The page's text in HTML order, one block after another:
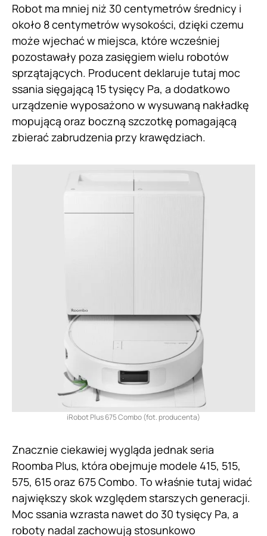
Robot ma mniej niż 30 centymetrów średnicy i
około 8 centymetrów wysokości, dzięki czemu
może wjechać w miejsca, które wcześniej
pozostawały poza zasięgiem wielu robotów
sprzątających. Producent deklaruje tutaj moc
ssania sięgającą 15 tysięcy Pa, a dodatkowo
urządzenie wyposażono w wysuwaną nakładkę
mopującą oraz boczną szczotkę pomagającą
zbierać zabrudzenia przy krawędziach.
iRobot Plus 675 Combo (fot. producenta)
Znacznie ciekawiej wygląda jednak seria
Roomba Plus, która obejmuje modele 415, 515,
575, 615 oraz 675 Combo. To właśnie tutaj widać
największy skok względem starszych generacji.
Moc ssania wzrasta nawet do 30 tysięcy Pa, a
roboty nadal zachowują stosunkowo